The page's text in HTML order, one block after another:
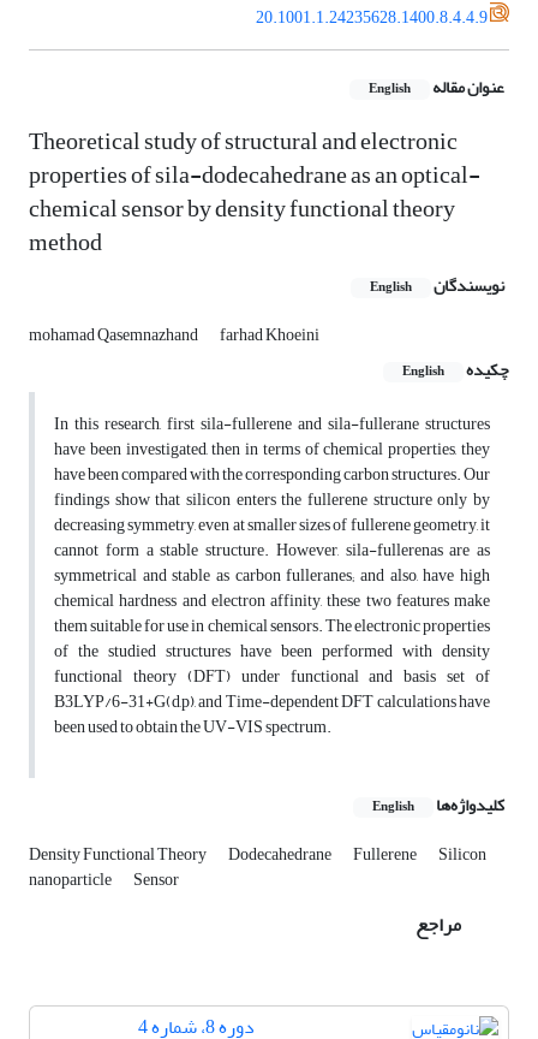
20.1001.1.24235628.1400.8.4.4.9
عنوان مقاله English
Theoretical study of structural and electronic
properties of sila-dodecahedrane as an optical-
chemical sensor by density functional theory
method
نویسندگان English
mohamad Qasemnazhand
farhad Khoeini
چکیده
English
In this research, first sila-fullerene and sila-fullerane structures
have been investigated, then in terms of chemical properties, they
have been compared with the corresponding carbon structures. Our
findings show that silicon enters the fullerene structure only by
decreasing symmetry, even at smaller sizes of fullerene geometry, it
cannot form a stable structure. However, sila-fullerenas are as
symmetrical and stable as carbon fulleranes; and also, have high
chemical hardness and electron affinity, these two features make
them suitable for use in chemical sensors. The electronic properties
of the studied structures have been performed with density
functional theory (DFT) under functional and basis set of
B3LYP/6-31+G(d,p), and Time-dependent DFT calculations have
been used to obtain the UV-VIS spectrum.
کلیدواژه‌ها English
Density Functional Theory Dodecahedrane Fullerene Silicon
nanoparticle Sensor
مراجع
دوره 8، شماره 4